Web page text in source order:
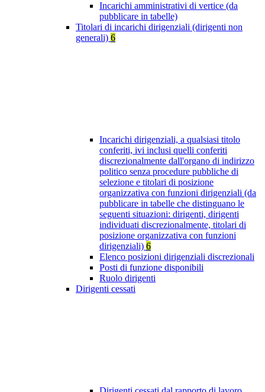
Incarichi amministrativi di vertice (da
pubblicare in tabelle)
Titolari di incarichi dirigenziali (dirigenti non
generali) 6
Incarichi dirigenziali, a qualsiasi titolo
conferiti, ivi inclusi quelli conferiti
discrezionalmente dall'organo di indirizzo
politico senza procedure pubbliche di
selezione e titolari di posizione
organizzativa con funzioni dirigenziali (da
pubblicare in tabelle che distinguano le
seguenti situazioni: dirigenti, dirigenti
individuati discrezionalmente, titolari di
posizione organizzativa con funzioni
dirigenziali) 6
Elenco posizioni dirigenziali discrezionali
Posti di funzione disponibili
Ruolo dirigenti
Dirigenti cessati